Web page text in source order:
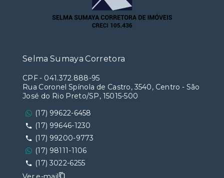
Selma Sumaya Corretora
CPF- 041.372.888-95
Rua Coronel Spínola de Castro, 3540, Centro - São
José do Rio Preto/SP, 15015-500
(17) 99622-6458
(17) 99646-1230
(17) 99200-9773
(17) 98111-1106
(17) 3022-6255